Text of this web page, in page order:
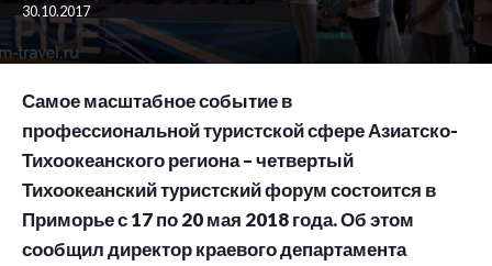
30.10.2017
Самое масштабное событие в
профессиональной туристской сфере Азиатско-
Тихоокеанского региона – четвертый
Тихоокеанский туристский форум состоится в
Приморье с 17 по 20 мая 2018 года. Об этом
сообщил директор краевого департамента